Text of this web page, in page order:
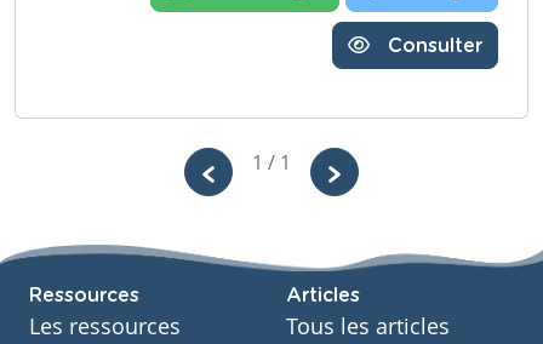
Consulter
1 / 1
Ressources
Les ressources
Articles
Tous les articles